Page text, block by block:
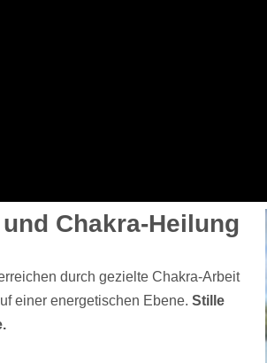
Chakra-Heilung
durch gezielte Chakra-Arbeit
einer energetischen Ebene. Stille